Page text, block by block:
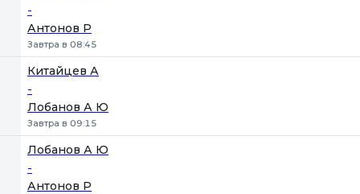
-
Антонов Р
Завтра в 08:45
Китайцев А
-
Лобанов А Ю
Завтра в 09:15
Лобанов А Ю
-
Антонов Р